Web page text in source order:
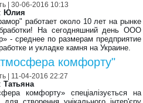
| 30-06-2016 10:13
Юлия
работает около 10 лет на рынке
На сегодняшний день ООО
- среднее по размерам предприятие
и укладке камня на Украине.
комфорту"
| 11-04-2016 22:27
Татьяна
комфорту» спеціалізується на